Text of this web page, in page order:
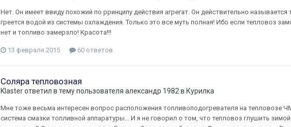
Нет. Он имеет ввиду похожий по рринципу действия агрегат. Он действительно
греется водой из системы охлаждения. Только это все муть полная! Ибо если тепловоз
нет и топливо замерзло! Красота!!!
13 февраля 2015 60 ответов
Соляра тепловозная
Klasterответил в тему пользователя александр 1982 в Курилка
Мне тоже весьма интересен вопрос расположения топливоподогревателя на тепловозе
система смазки топливной аппаратуры... И я не говорил о том, что тепловоз глушить